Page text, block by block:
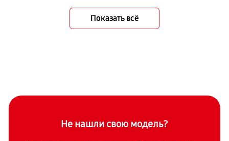
Показать всё
Не нашли свою модель?